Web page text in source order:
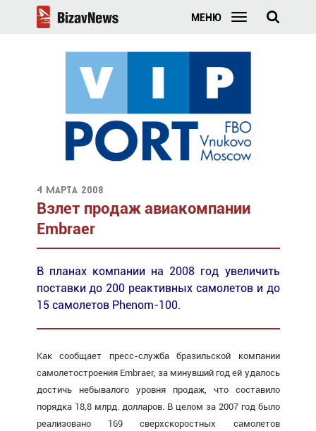
МЕНЮ
4 марта 2008
Взлет продаж авиакомпании
Embraer
В планах компании на 2008 год увеличить
поставки до 200 реактивных самолетов и до
15 самолетов Phenom-100.
Как сообщает пресс-служба бразильской компании
самолетостроения Embraer, за минувший год ей удалось
достичь небывалого уровня продаж, что составило
порядка 18,8 млрд. долларов. В целом за 2007 год было
реализовано 169 сверхскоростных самолетов